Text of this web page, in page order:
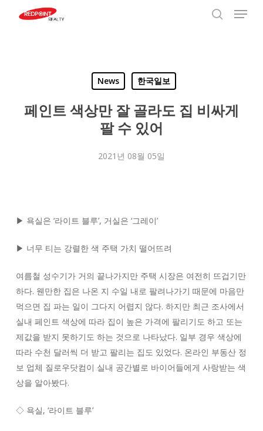
Menu
News 한국일보
페인트 색상만 잘 골라도 집 비싸게
팔 수 있어
2021년 08월 05일
▶ 욕실은 ‘라이트 블루’, 거실은 ‘그레이’
▶ 너무 티는 강렬한 색 주택 가치 떨어뜨려
여름철 성수기가 거의 끝나가지만 주택 시장은 여전히 뜨겁기만
하다. 웬만한 집은 나온 지 수일 내로 팔려나가기 때문에 마음만
먹으면 집 파는 일이 그다지 어렵지 않다. 하지만 최근 조사에서
실내 페인트 색상에 따라 집이 높은 가격에 팔리기도 하고 또는
제값을 받지 못하기도 하는 것으로 나타났다. 일부 경우 색상에
따라 수천 달러씩 더 받고 팔리는 집도 있었다. 온라인 부동산 정
보 업체 질로우닷컴이 실내 공간별로 바이어들에게 사랑받는 색
상을 알아봤다.
◇ 욕실, ‘라이트 블루’